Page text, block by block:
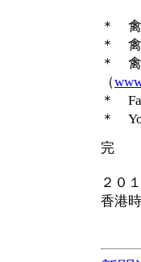
＊ 禽
＊ 禽
＊ 禽
（
＊
＊
完
２０
香港